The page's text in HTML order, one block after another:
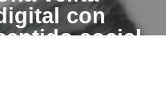
con
social